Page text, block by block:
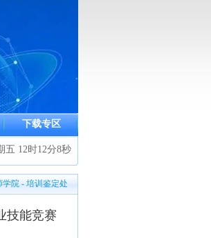
下载专区
五 12时12分9秒
院 - 培训鉴定处
技能竞赛